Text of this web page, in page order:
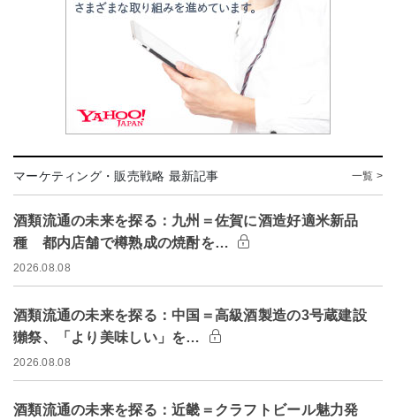
マーケティング・販売戦略 最新記事 一覧 >
酒類流通の未来を探る：九州＝佐賀に酒造好適米新品
種 都内店舗で樽熟成の焼酎を…
2026.08.08
酒類流通の未来を探る：中国＝高級酒製造の3号蔵建設
獺祭、「より美味しい」を…
2026.08.08
酒類流通の未来を探る：近畿＝クラフトビール魅力発